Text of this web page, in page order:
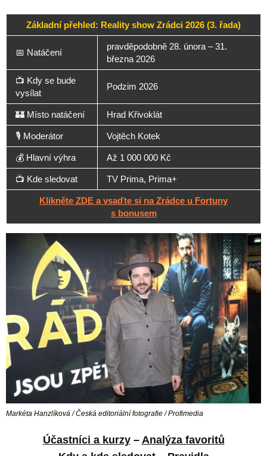
Základní přehled: Reality show Zrádci 2026 (3. řada)
📅 Natáčení
pravděpodobně 28. února – 31.
března 2026
📺 Kdy se bude
vysílat
Podzim 2026
🏰 Místo natáčení Hrad Křivoklát
🎙️ Moderátor Vojtěch Kotek
💰 Hlavní výhra Až 1 000 000 Kč
📺 Kde sledovat TV Prima, Prima+
Klikněte ZDE a vsaďte si na Zrádce u Fortuny
s bonusem
Markéta Hanzlíková / Česká editoriální fotografie / Profimedia
Účastníci a kurzy– Analýza favoritů